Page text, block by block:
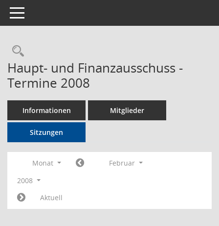
Toggle navigation
Rechercheauswahl
Haupt- und Finanzausschuss -
Termine 2008
Informationen Mitglieder
Sitzungen
Monat
Februar
2008
Aktuell